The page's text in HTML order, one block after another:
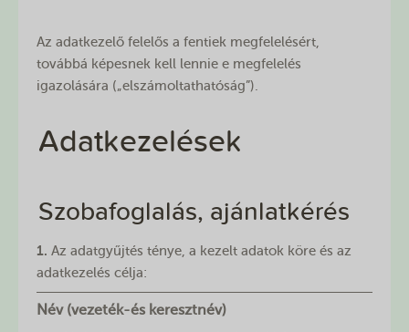
Az adatkezelő felelős a fentiek megfelelésért,
továbbá képesnek kell lennie e megfelelés
igazolására („elszámoltathatóság”).
Adatkezelések
Szobafoglalás, ajánlatkérés
1. Az adatgyűjtés ténye, a kezelt adatok köre és az
adatkezelés célja:
Név (vezeték-és keresztnév)